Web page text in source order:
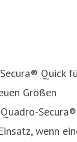
Quick
Größen
wenn